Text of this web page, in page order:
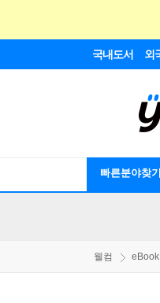
국내도서 외
빠른분야찾기
웰컴 eBook